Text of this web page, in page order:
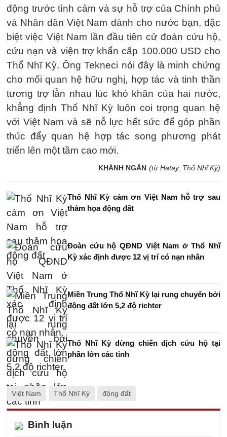
động trước tình cảm và sự hỗ trợ của Chính phủ
và Nhân dân Việt Nam dành cho nước bạn, đặc
biệt việc Việt Nam lần đầu tiên cử đoàn cứu hộ,
cứu nạn và viện trợ khẩn cấp 100.000 USD cho
Thổ Nhĩ Kỳ. Ông Tekneci nói đây là minh chứng
cho mối quan hệ hữu nghị, hợp tác và tinh thần
tương trợ lẫn nhau lúc khó khăn của hai nước,
khẳng định Thổ Nhĩ Kỳ luôn coi trọng quan hệ
với Việt Nam và sẽ nỗ lực hết sức để góp phần
thúc đẩy quan hệ hợp tác song phương phát
triển lên một tầm cao mới.
KHÁNH NGÂN (từ Hatay, Thổ Nhĩ Kỳ)
Thổ Nhĩ Kỳ cảm ơn Việt Nam hỗ trợ sau
thảm họa động đất
Đoàn cứu hộ QĐND Việt Nam ở Thổ Nhĩ
Kỳ xác định được 12 vị trí có nạn nhân
Miền Trung Thổ Nhĩ Kỳ lại rung chuyển bởi
động đất lớn 5,2 độ richter
Thổ Nhĩ Kỳ dừng chiến dịch cứu hộ tại
phần lớn các tỉnh
Việt Nam Thổ Nhĩ Kỳ động đất
Bình luận